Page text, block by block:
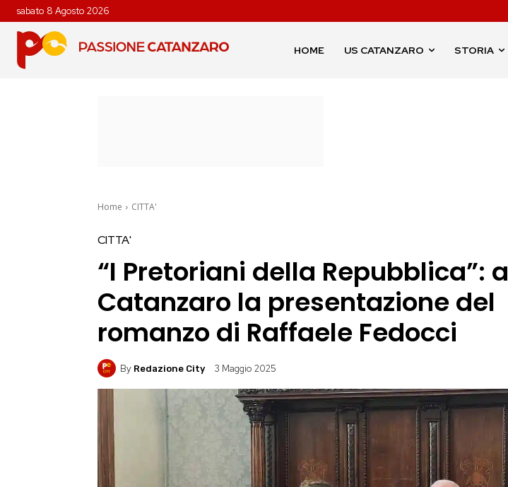
sabato 8 Agosto 2026
HOME US CATANZARO STORIA
Home CITTA'
CITTA'
“I Pretoriani della Repubblica”: a
Catanzaro la presentazione del
romanzo di Raffaele Fedocci
By Redazione City 3 Maggio 2025